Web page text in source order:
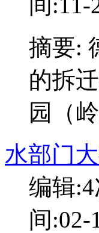
摘要:
的拆
园（
水部门
编辑
间:02-